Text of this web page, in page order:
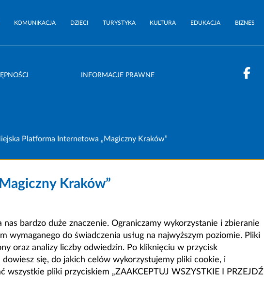
KOMUNIKACJA DZIECI TURYSTYKA KULTURA EDUKACJA BIZNES
INFORMACJE PRAWNE
Platforma Internetowa „Magiczny Kraków”
Kraków”
bardzo duże znaczenie. Ograniczamy wykorzystanie i zbieranie
do świadczenia usług na najwyższym poziomie. Pliki
oraz analizy liczby odwiedzin. Po kliknięciu w przycisk
się, do jakich celów wykorzystujemy pliki cookie, i
pliki przyciskiem „ZAAKCEPTUJ WSZYSTKIE I PRZEJDŹ